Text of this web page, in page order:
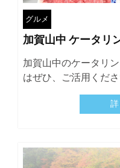
グルメ
加賀山中 ケータリ
加賀山中のケータリ
はぜひ、ご活用くださ